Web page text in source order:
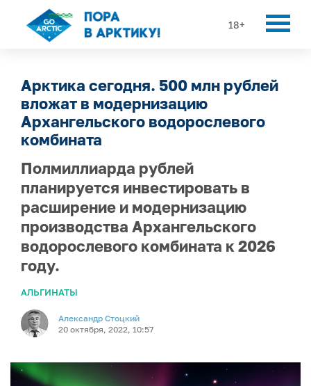
18+
Арктика сегодня. 500 млн рублей
вложат в модернизацию
Архангельского водорослевого
комбината
Полмиллиарда рублей
планируется инвестировать в
расширение и модернизацию
производства Архангельского
водорослевого комбината к 2026
году.
АЛЬГИНАТЫ
Александр Стоцкий
20 октября, 2022, 10:57